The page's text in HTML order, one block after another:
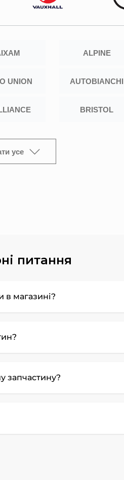
ALPINE
UNION AUTOBIANCHI
BRISTOL
усе
питання
в магазині?
запчастину?